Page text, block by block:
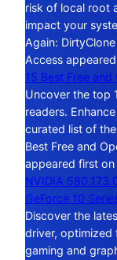
risk of local root
impact your
Again:
Access
15 Best Free
Uncover the top
readers.
curated list of
Best Free and
appeared first on
NVIDIA
GeForce 10
Discover the
driver, optimized
gaming and